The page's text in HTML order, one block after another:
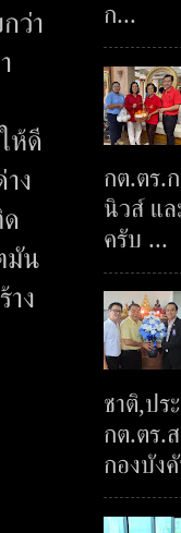
ว่า
ห้ดี
ง
มัน
าง
ก...
กต.ตร.
นิวส์ แ
ครับ ...
ชาติ,ปร
กต.ตร.
กองบัง